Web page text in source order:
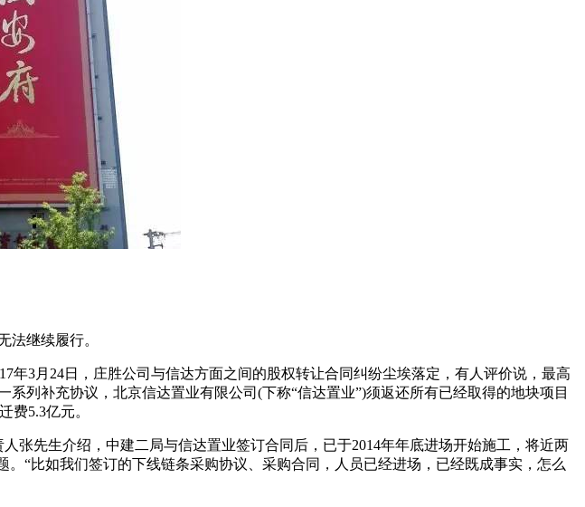
继续履行。
3月24日，庄胜公司与信达方面之间的股权转让合同纠纷尘埃落定，有人评价说，最高
列补充协议，北京信达置业有限公司(下称“信达置业”)须返还所有已经取得的地块项目
费5.3亿元。
先生介绍，中建二局与信达置业签订合同后，已于2014年年底进场开始施工，将近两
“比如我们签订的下线链条采购协议、采购合同，人员已经进场，已经既成事实，怎么